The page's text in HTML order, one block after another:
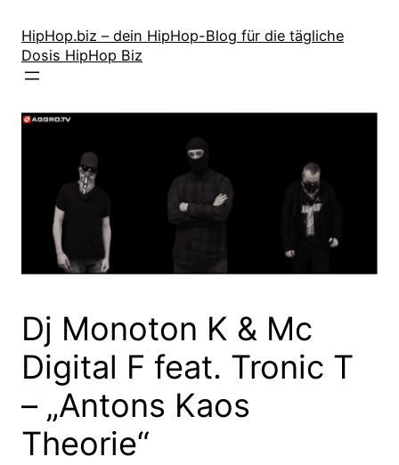
Inhalt
springen
HipHop.biz – dein HipHop-Blog für die tägliche
Dosis HipHop Biz
Dj Monoton K & Mc
Digital F feat. Tronic T
– „Antons Kaos
Theorie“